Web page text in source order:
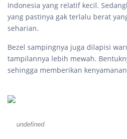
Indonesia yang relatif kecil.
yang pastinya gak terlalu berat
seharian.
Bezel sampingnya juga dilapisi
tampilannya lebih mewah.
sehingga memberikan
undefined